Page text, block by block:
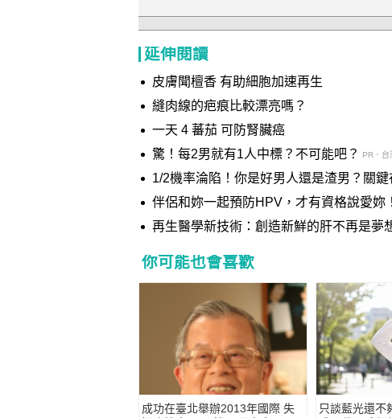
延伸閱讀
皮膚聞檀香 有助細胞加速再生
縫肉線的疤痕比較漂亮嗎？
一天 4 蕃茄 可防腎臟癌
驚！每2男就有1人中標？不可能吧？
PR．台
1/2機率淪陷！你是好男人還是渣男？關鍵
伴侶和妳一起預防HPV，才有資格說愛妳！
再生醫學新技術：創造新鮮的肝不再是夢
你可能也會喜歡
成功在臺北舉辦2013年國際 失
只談藍光還不